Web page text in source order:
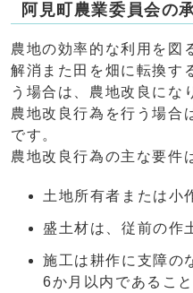
阿見町農業委員会の
農地の効率的な利用を図
解消また田を畑に転換す
う場合は、農地改良にな
農地改良行為を行う場合
です。
農地改良行為の主な要件
土地所有者または小
盛土材は、従前の作
施工は耕作に支障の
6か月以内であること